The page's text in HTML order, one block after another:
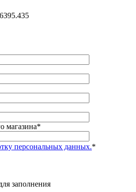
магазина*
персональных данных.*
заполнения